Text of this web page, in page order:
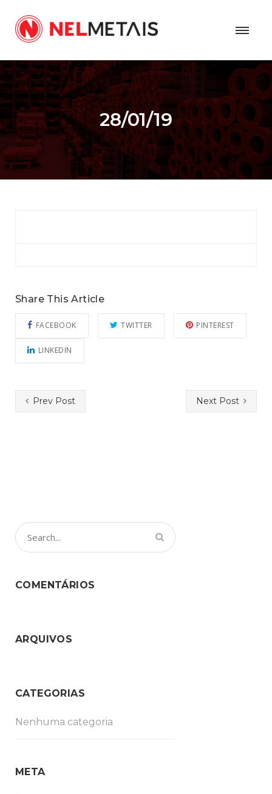
28/01/19
Share This Article
FACEBOOK TWITTER PINTEREST
LINKEDIN
Prev Post Next Post
COMENTÁRIOS
ARQUIVOS
CATEGORIAS
Nenhuma categoria
META